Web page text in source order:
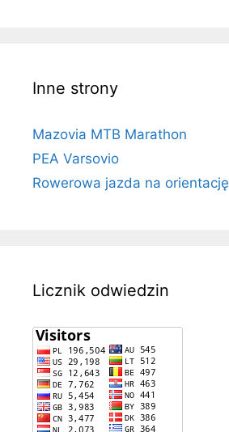
Inne strony
Mazovia MTB Marathon
PEA Varsovio
Rowerowa jazda na orientację
Licznik odwiedzin